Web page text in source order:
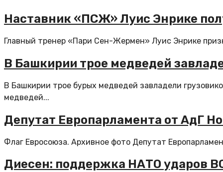
Наставник «ПСЖ» Луис Энрике
Главный тренер «Пари Сен-Жермен» Луис Энрике
В Башкирии трое медведей
В Башкирии трое бурых медведей завладели
медведей...
Депутат Европарламента от АдГ
Флаг Евросоюза. Архивное фото Депутат
Диесен: поддержка НАТО ударов